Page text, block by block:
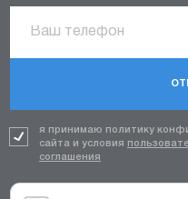
я принимаю политику
сайта и условия
соглашения